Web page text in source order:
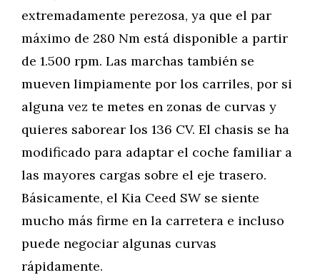
extremadamente perezosa, ya que el par
máximo de 280 Nm está disponible a partir
de 1.500 rpm. Las marchas también se
mueven limpiamente por los carriles, por si
alguna vez te metes en zonas de curvas y
quieres saborear los 136 CV. El chasis se ha
modificado para adaptar el coche familiar a
las mayores cargas sobre el eje trasero.
Básicamente, el Kia Ceed SW se siente
mucho más firme en la carretera e incluso
puede negociar algunas curvas
rápidamente.